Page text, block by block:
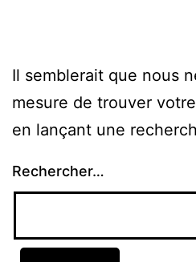
Il semblerait que nous
mesure de trouver
en lançant une
Rechercher…